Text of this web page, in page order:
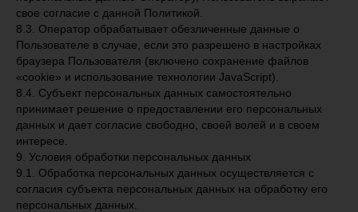
свое согласие с данной Политикой.
8.3. Оператор обрабатывает обезличенные данные о
Пользователе в случае, если это разрешено в настройках
браузера Пользователя (включено сохранение файлов
«cookie» и использование технологии JavaScript).
8.4. Субъект персональных данных самостоятельно
принимает решение о предоставлении его персональных
данных и дает согласие свободно, своей волей и в своем
интересе.
9. Условия обработки персональных данных
9.1. Обработка персональных данных осуществляется с
согласия субъекта персональных данных на обработку его
персональных данных.